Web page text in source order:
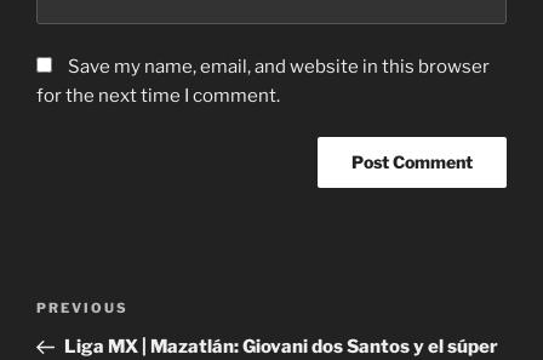
Save my name, email, and website in this browser
for the next time I comment.
Previous
Post
PREVIOUS
Liga MX | Mazatlán: Giovani dos Santos y el súper